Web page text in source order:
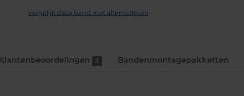
Vergelijk deze band met alternatieven
Klantenbeoordelingen 3 Bandenmontage­pakketten